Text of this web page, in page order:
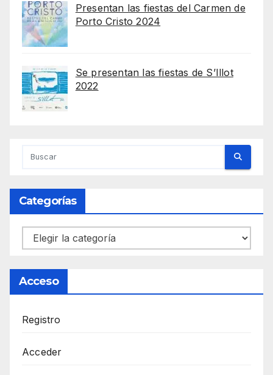
Presentan las fiestas del Carmen de
Porto Cristo 2024
Se presentan las fiestas de S’Illot
2022
Categorías
Categorías
Acceso
Registro
Acceder